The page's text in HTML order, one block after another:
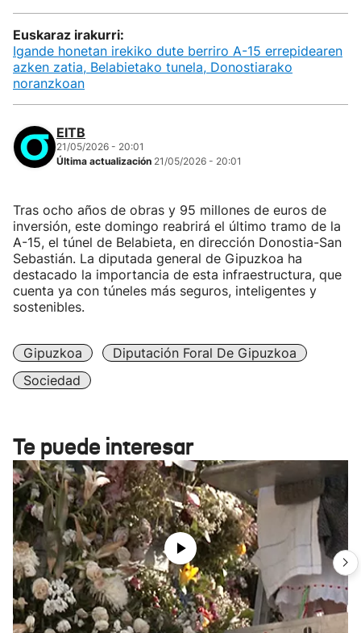
Euskaraz irakurri:
Igande honetan irekiko dute berriro A-15 errepidearen
azken zatia, Belabietako tunela, Donostiarako
noranzkoan
EITB
21/05/2026 - 20:01
Última actualización 21/05/2026 - 20:01
Tras ocho años de obras y 95 millones de euros de
inversión, este domingo reabrirá el último tramo de la
A-15, el túnel de Belabieta, en dirección Donostia-San
Sebastián. La diputada general de Gipuzkoa ha
destacado la importancia de esta infraestructura, que
cuenta ya con túneles más seguros, inteligentes y
sostenibles.
Gipuzkoa
Diputación Foral De Gipuzkoa
Sociedad
Te puede interesar